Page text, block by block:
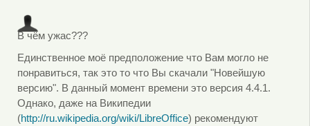
В чём ужас???
Единственное моё предположение что Вам могло не
понравиться, так это то что Вы скачали "Новейшую
версию". В данный момент времени это версия 4.4.1.
Однако, даже на Википедии
(http://ru.wikipedia.org/wiki/LibreOffice) рекомендуют